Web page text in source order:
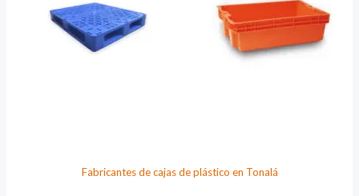
Fabricantes de cajas de plástico en Tonalá